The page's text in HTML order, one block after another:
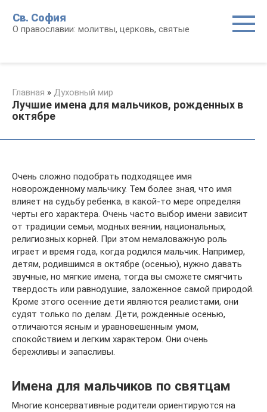
контенту
Св. София
О православии: молитвы, церковь, святые
Главная » Духовный мир
Лучшие имена для мальчиков, рожденных в
октябре
Очень сложно подобрать подходящее имя
новорожденному мальчику. Тем более зная, что имя
влияет на судьбу ребенка, в какой-то мере определяя
черты его характера. Очень часто выбор имени зависит
от традиции семьи, модных веянии, национальных,
религиозных корней. При этом немаловажную роль
играет и время года, когда родился мальчик. Например,
детям, родившимся в октябре (осенью), нужно давать
звучные, но мягкие имена, тогда вы сможете смягчить
твердость или равнодушие, заложенное самой природой.
Кроме этого осенние дети являются реалистами, они
судят только по делам. Дети, рожденные осенью,
отличаются ясным и уравновешенным умом,
спокойствием и легким характером. Они очень
бережливы и запасливы.
Имена для мальчиков по святцам
Многие консервативные родители ориентируются на